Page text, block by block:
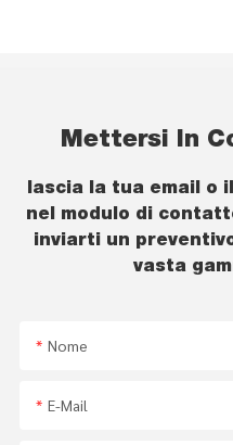
Mettersi In
lascia la tua email o
nel modulo di
inviarti un
vasta
Nome
E-Mail